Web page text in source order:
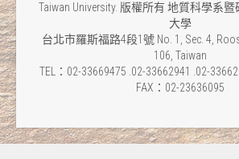
Taiwan University. 版權所有 地質科學系
大學
台北市羅斯福路4段1號 No. 1, Sec. 4,
106, Taiwan
TEL：02-33669475 .02-33662941 .02-
FAX：02-23636095